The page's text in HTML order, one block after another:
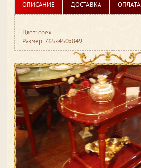
ОПИСАНИЕ ДОСТАВКА ОПЛАТА
Цвет: орех
Размер: 765x450x849